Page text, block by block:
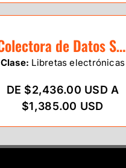
Colectora de Datos Stonex T4A
Clase: Libretas electrónicas
DE $2,436.00 USD A
$1,385.00 USD